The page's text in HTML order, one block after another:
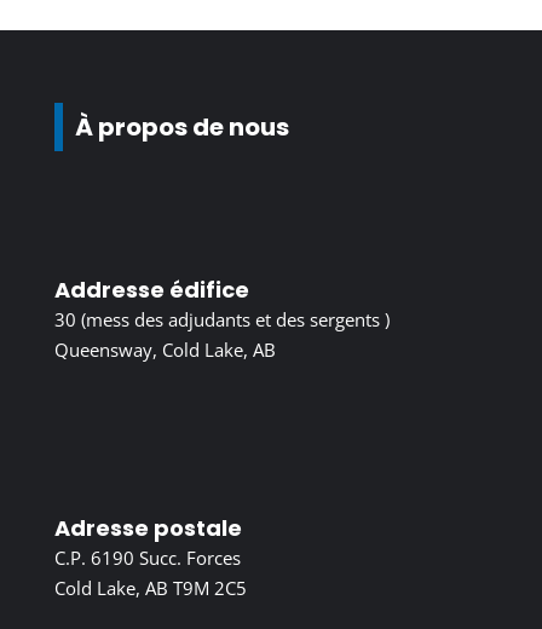
À propos de nous
Addresse édifice
30 (mess des adjudants et des sergents )
Queensway, Cold Lake, AB
Adresse postale
C.P. 6190 Succ. Forces
Cold Lake, AB T9M 2C5